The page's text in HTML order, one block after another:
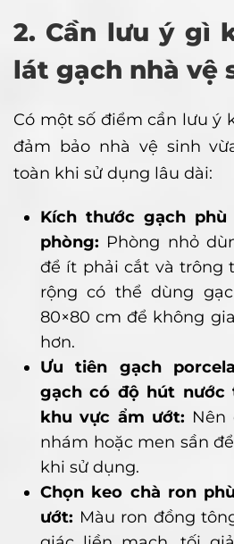
2. Cần lưu ý gì
lát gạch nhà vệ
Có một số điểm cần lưu ý
đảm bảo nhà vệ sinh
toàn khi sử dụng lâu dài:
Kích thước gạch
phòng: Phòng nhỏ
để ít phải cắt và trông
rộng có thể dùng
80×80 cm để không
hơn.
Ưu tiên gạch
gạch có độ hút nước
khu vực ẩm ướt: Nên
nhám hoặc men sần
khi sử dụng.
Chọn keo chà ron
ướt: Màu ron đồng